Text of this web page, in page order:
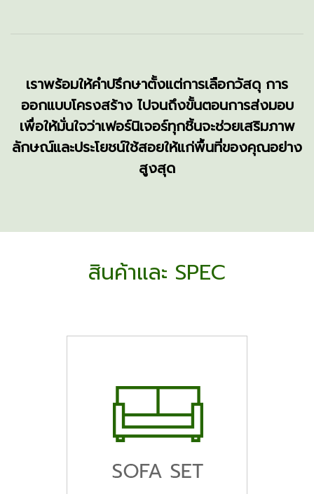
เราพร้อมให้คำปรึกษาตั้งแต่การเลือกวัสดุ การ
ออกแบบโครงสร้าง ไปจนถึงขั้นตอนการส่งมอบ
เพื่อให้มั่นใจว่าเฟอร์นิเจอร์ทุกชิ้นจะช่วยเสริมภาพ
ลักษณ์และประโยชน์ใช้สอยให้แก่พื้นที่ของคุณอย่าง
สูงสุด
สินค้าและ SPEC